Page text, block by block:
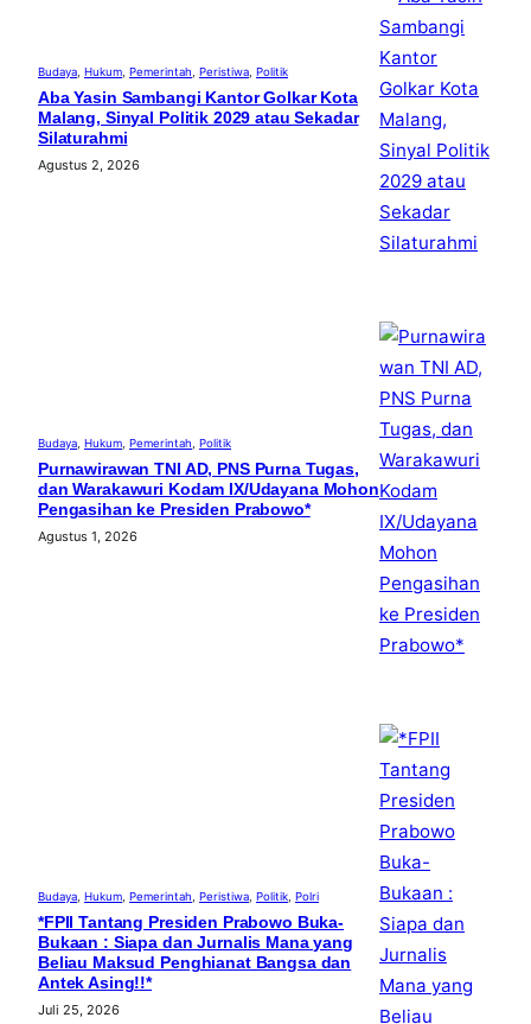
Budaya Hukum Pemerintah Peristiwa Politik
Aba Yasin Sambangi Kantor Golkar Kota
Malang, Sinyal Politik 2029 atau Sekadar
Silaturahmi
Agustus 2, 2026
Budaya Hukum Pemerintah Politik
Purnawirawan TNI AD, PNS Purna Tugas,
dan Warakawuri Kodam IX/Udayana Mohon
Pengasihan ke Presiden Prabowo*
Agustus 1, 2026
Budaya, Hukum, Pemerintah, Peristiwa, Politik, Polri
*FPII Tantang Presiden Prabowo Buka-
Bukaan : Siapa dan Jurnalis Mana yang
Beliau Maksud Penghianat Bangsa dan
Antek Asing!!*
Juli 25, 2026